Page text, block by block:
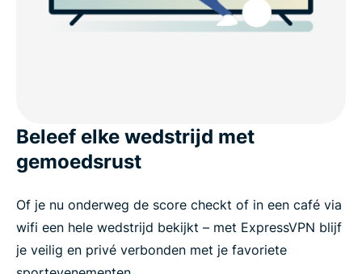
Beleef elke wedstrijd met
gemoedsrust
Of je nu onderweg de score checkt of in een café via
wifi een hele wedstrijd bekijkt – met ExpressVPN blijf
je veilig en privé verbonden met je favoriete